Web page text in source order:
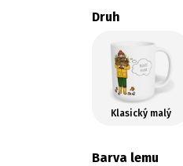
Druh
Klasický malý
Barva lemu